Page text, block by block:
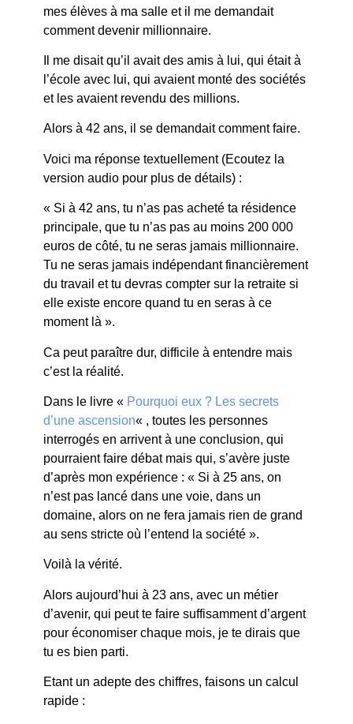
mes élèves à ma salle et il me demandait
comment devenir millionnaire.
Il me disait qu’il avait des amis à lui, qui était à
l’école avec lui, qui avaient monté des sociétés
et les avaient revendu des millions.
Alors à 42 ans, il se demandait comment faire.
Voici ma réponse textuellement (Ecoutez la
version audio pour plus de détails) :
« Si à 42 ans, tu n’as pas acheté ta résidence
principale, que tu n’as pas au moins 200 000
euros de côté, tu ne seras jamais millionnaire.
Tu ne seras jamais indépendant financièrement
du travail et tu devras compter sur la retraite si
elle existe encore quand tu en seras à ce
moment là ».
Ca peut paraître dur, difficile à entendre mais
c’est la réalité.
Dans le livre « Pourquoi eux ? Les secrets
d’une ascension« , toutes les personnes
interrogés en arrivent à une conclusion, qui
pourraient faire débat mais qui, s’avère juste
d’après mon expérience : « Si à 25 ans, on
n’est pas lancé dans une voie, dans un
domaine, alors on ne fera jamais rien de grand
au sens stricte où l’entend la société ».
Voilà la vérité.
Alors aujourd’hui à 23 ans, avec un métier
d’avenir, qui peut te faire suffisamment d’argent
pour économiser chaque mois, je te dirais que
tu es bien parti.
Etant un adepte des chiffres, faisons un calcul
rapide :